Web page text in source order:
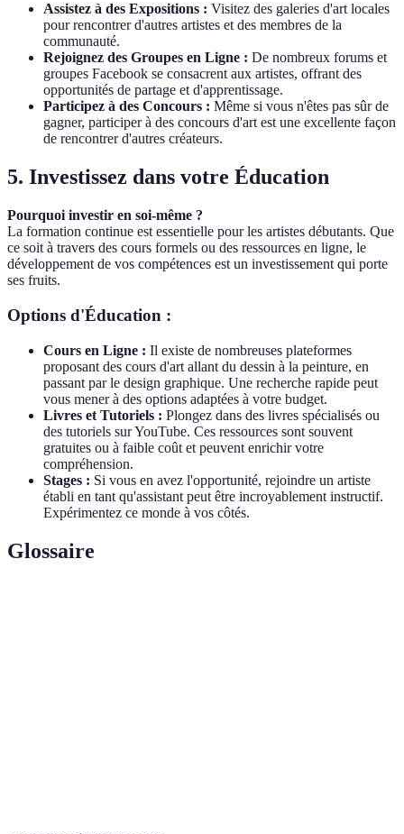
Assistez à des Expositions : Visitez des galeries d'art locales
pour rencontrer d'autres artistes et des membres de la
communauté.
Rejoignez des Groupes en Ligne : De nombreux forums et
groupes Facebook se consacrent aux artistes, offrant des
opportunités de partage et d'apprentissage.
Participez à des Concours : Même si vous n'êtes pas sûr de
gagner, participer à des concours d'art est une excellente façon
de rencontrer d'autres créateurs.
5. Investissez dans votre Éducation
Pourquoi investir en soi-même ?
La formation continue est essentielle pour les artistes débutants. Que
ce soit à travers des cours formels ou des ressources en ligne, le
développement de vos compétences est un investissement qui porte
ses fruits.
Options d'Éducation :
Cours en Ligne : Il existe de nombreuses plateformes
proposant des cours d'art allant du dessin à la peinture, en
passant par le design graphique. Une recherche rapide peut
vous mener à des options adaptées à votre budget.
Livres et Tutoriels : Plongez dans des livres spécialisés ou
des tutoriels sur YouTube. Ces ressources sont souvent
gratuites ou à faible coût et peuvent enrichir votre
compréhension.
Stages : Si vous en avez l'opportunité, rejoindre un artiste
établi en tant qu'assistant peut être incroyablement instructif.
Expérimentez ce monde à vos côtés.
Glossaire